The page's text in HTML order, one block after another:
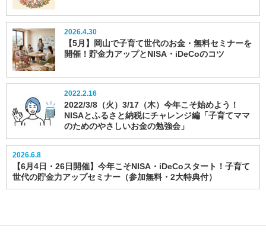
2026.4.30
【5月】岡山で子育て世代のお金・無料セミナーを
開催！貯金力アップとNISA・iDeCoのコツ
2022.2.16
2022/3/8（火）3/17（木）今年こそ始めよう！
NISAとふるさと納税にチャレンジ編「子育てママ
のためのやさしいお金の勉強会」
2026.6.8
【6月4日・26日開催】今年こそNISA・iDeCoスタート！子育て
世代の貯金力アップセミナー（参加無料・2大特典付）